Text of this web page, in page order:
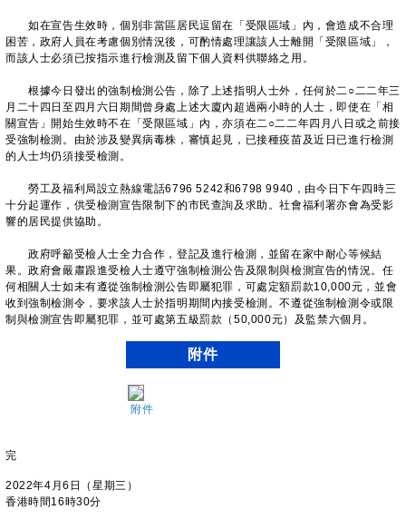
如在宣告生效時，個別非當區居民逗留在「受限區域」內，會造成不合理
困苦，政府人員在考慮個別情況後，可酌情處理讓該人士離開「受限區域」，
而該人士必須已按指示進行檢測及留下個人資料供聯絡之用。
根據今日發出的強制檢測公告，除了上述指明人士外，任何於二○二二年三
月二十四日至四月六日期間曾身處上述大廈內超過兩小時的人士，即使在「相
關宣告」開始生效時不在「受限區域」內，亦須在二○二二年四月八日或之前接
受強制檢測。由於涉及變異病毒株，審慎起見，已接種疫苗及近日已進行檢測
的人士均仍須接受檢測。
勞工及福利局設立熱線電話6796 5242和6798 9940，由今日下午四時三
十分起運作，供受檢測宣告限制下的市民查詢及求助。社會福利署亦會為受影
響的居民提供協助。
政府呼籲受檢人士全力合作，登記及進行檢測，並留在家中耐心等候結
果。政府會嚴肅跟進受檢人士遵守強制檢測公告及限制與檢測宣告的情況。任
何相關人士如未有遵從強制檢測公告即屬犯罪，可處定額罰款10,000元，並會
收到強制檢測令，要求該人士於指明期間內接受檢測。不遵從強制檢測令或限
制與檢測宣告即屬犯罪，並可處第五級罰款（50,000元）及監禁六個月。
附件
附件
完
2022年4月6日（星期三）
香港時間16時30分